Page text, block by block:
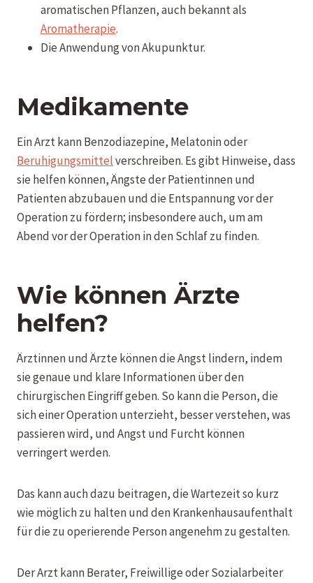
aromatischen Pflanzen, auch bekannt als
Aromatherapie.
Die Anwendung von Akupunktur.
Medikamente
Ein Arzt kann Benzodiazepine, Melatonin oder
Beruhigungsmittelverschreiben. Es gibt Hinweise, dass
sie helfen können, Ängste der Patientinnen und
Patienten abzubauen und die Entspannung vor der
Operation zu fördern; insbesondere auch, um am
Abend vor der Operation in den Schlaf zu finden.
Wie können Ärzte
helfen?
Ärztinnen und Ärzte können die Angst lindern, indem
sie genaue und klare Informationen über den
chirurgischen Eingriff geben. So kann die Person, die
sich einer Operation unterzieht, besser verstehen, was
passieren wird, und Angst und Furcht können
verringert werden.
Das kann auch dazu beitragen, die Wartezeit so kurz
wie möglich zu halten und den Krankenhausaufenthalt
für die zu operierende Person angenehm zu gestalten.
Der Arzt kann Berater, Freiwillige oder Sozialarbeiter